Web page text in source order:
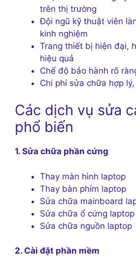
trên thị trường
Đội ngũ kỹ thuật viên
kinh nghiệm
Trang thiết bị hiện đại,
hiệu quả
Chế độ bảo hành rõ
Chi phí sửa chữa hợp
Các dịch vụ sửa
phổ biến
1. Sửa chữa phần cứng
Thay màn hình laptop
Thay bàn phím laptop
Sửa chữa mainboard
Sửa chữa ổ cứng laptop
Sửa chữa nguồn laptop
2. Cài đặt phần mềm